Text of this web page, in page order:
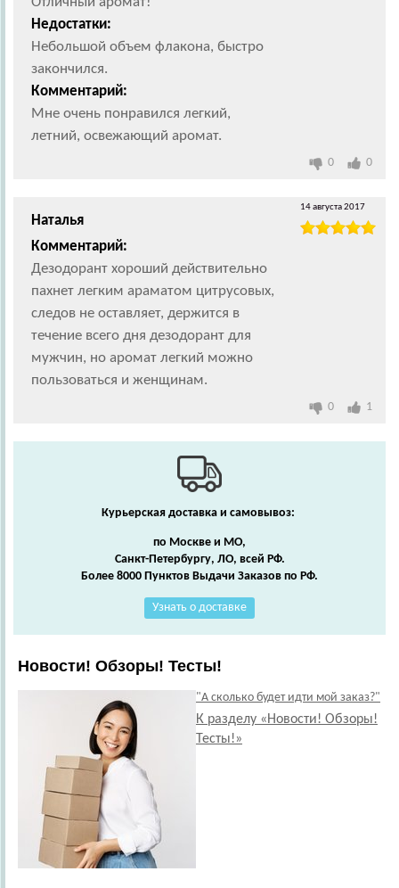
Недостатки:
Небольшой объем флакона, быстро
закончился.
Комментарий:
Мне очень понравился легкий,
летний, освежающий аромат.
0 0
Наталья
Комментарий:
Дезодорант хороший действительно
пахнет легким араматом цитрусовых,
следов не оставляет, держится в
течение всего дня дезодорант для
мужчин, но аромат легкий можно
пользоваться и женщинам.
14 августа 2017
0 1
Курьерская доставка и самовывоз:
по Москве и МО,
Санкт-Петербургу, ЛО, всей РФ.
Более 8000 Пунктов Выдачи Заказов по РФ.
Узнать о доставке
Новости! Обзоры! Тесты!
"А сколько будет идти мой заказ?"
К разделу «Новости! Обзоры!
Тесты!»